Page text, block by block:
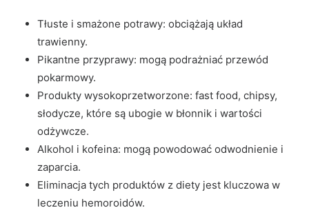
Tłuste i smażone potrawy: obciążają układ
trawienny.
Pikantne przyprawy: mogą podrażniać przewód
pokarmowy.
Produkty wysokoprzetworzone: fast food, chipsy,
słodycze, które są ubogie w błonnik i wartości
odżywcze.
Alkohol i kofeina: mogą powodować odwodnienie i
zaparcia.
Eliminacja tych produktów z diety jest kluczowa w
leczeniu hemoroidów.